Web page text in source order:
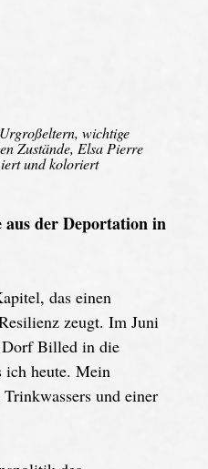
wichtige
Zustände, Elsa Pierre
und koloriert
der Deportation in
das einen
zeugt. Im Juni
Dorf Billed in die
ich heute. Mein
und einer